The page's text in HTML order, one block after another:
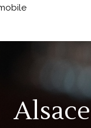
Alsace